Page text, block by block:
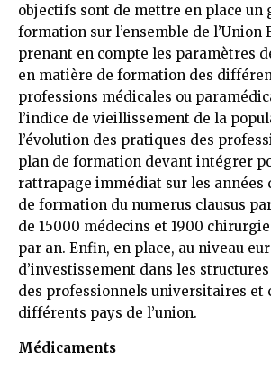
objectifs sont de mettre en place un
formation sur l’ensemble de l’Union
prenant en compte les paramètres
en matière de formation des
professions médicales ou
l’indice de vieillissement de la
l’évolution des pratiques des
plan de formation devant intégrer
rattrapage immédiat sur les années
de formation du numerus clausus
de 15000 médecins et 1900
par an. Enfin, en place, au niveau
d’investissement dans les
des professionnels universitaires et
différents pays de l’union.
Médicaments